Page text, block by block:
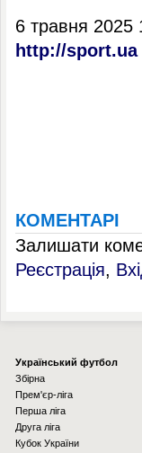
6 травня 2025
http://sport.ua
КОМЕНТАРІ
Залишати
Реєстрація,
Українcький футбол
Збірна
Прем'єр-ліга
Перша ліга
Друга ліга
Кубок України